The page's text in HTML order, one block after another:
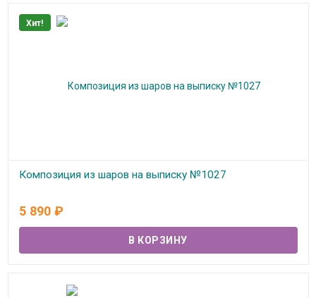
Хит!
Композиция из шаров на выписку №1027
5 890 ₽